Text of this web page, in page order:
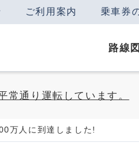
ご利用案内 乗車券
路線図
常通り運転しています。
万人に到達しました!